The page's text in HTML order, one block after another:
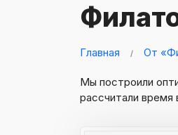
Главная От
Мы построили
рассчитали время